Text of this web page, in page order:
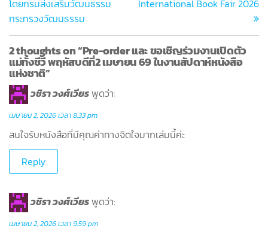
โดยกรมส่งเสริมวัฒนธรรม
กระทรวงวัฒนธรรม
International Book Fair 2026
2 thoughts on “Pre-order และ ขอเชิญร่วมงานเปิดตัว
แม่ทั้งชีวี พฤหัสบดีที่2 เมษายน 69 ในงานสัปดาห์หนังสือ
แห่งชาติ”
วชิรา วงศ์เวียรพูดว่า:
เมษายน 2, 2026 เวลา 8:33 pm
สนใจรับหนังสือที่มีคุณค่าทางจิตใจมากเล่มนี้ค่ะ
Reply
วชิรา วงศ์เวียรพูดว่า:
เมษายน 2, 2026 เวลา 9:59 pm